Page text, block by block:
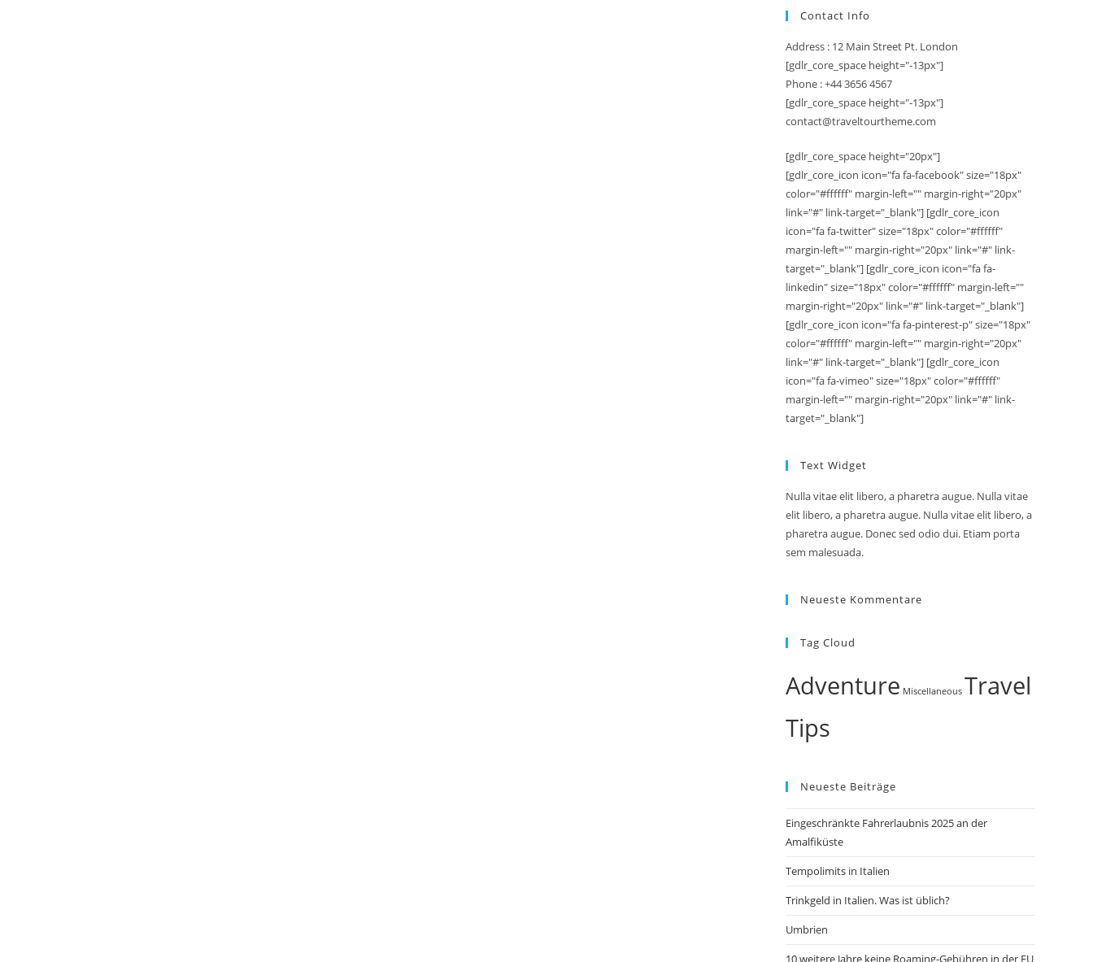
Contact Info
Address : 12 Main Street Pt. London
[gdlr_core_space height="-13px"]
Phone : +44 3656 4567
[gdlr_core_space height="-13px"]
contact@traveltourtheme.com
[gdlr_core_space height="20px"]
[gdlr_core_icon icon="fa fa-facebook" size="18px"
color="#ffffff" margin-left="" margin-right="20px"
link="#" link-target="_blank"] [gdlr_core_icon
icon="fa fa-twitter" size="18px" color="#ffffff"
margin-left="" margin-right="20px" link="#" link-
target="_blank"] [gdlr_core_icon icon="fa fa-
linkedin" size="18px" color="#ffffff" margin-left=""
margin-right="20px" link="#" link-target="_blank"]
[gdlr_core_icon icon="fa fa-pinterest-p" size="18px"
color="#ffffff" margin-left="" margin-right="20px"
link="#" link-target="_blank"] [gdlr_core_icon
icon="fa fa-vimeo" size="18px" color="#ffffff"
margin-left="" margin-right="20px" link="#" link-
target="_blank"]
Text Widget
Nulla vitae elit libero, a pharetra augue. Nulla vitae
elit libero, a pharetra augue. Nulla vitae elit libero, a
pharetra augue. Donec sed odio dui. Etiam porta
sem malesuada.
Neueste Kommentare
Tag Cloud
Adventure Miscellaneous Travel
Tips
Neueste Beiträge
Eingeschränkte Fahrerlaubnis 2025 an der
Amalfiküste
Tempolimits in Italien
Trinkgeld in Italien. Was ist üblich?
Umbrien
10 weitere Jahre keine Roaming-Gebühren in der EU